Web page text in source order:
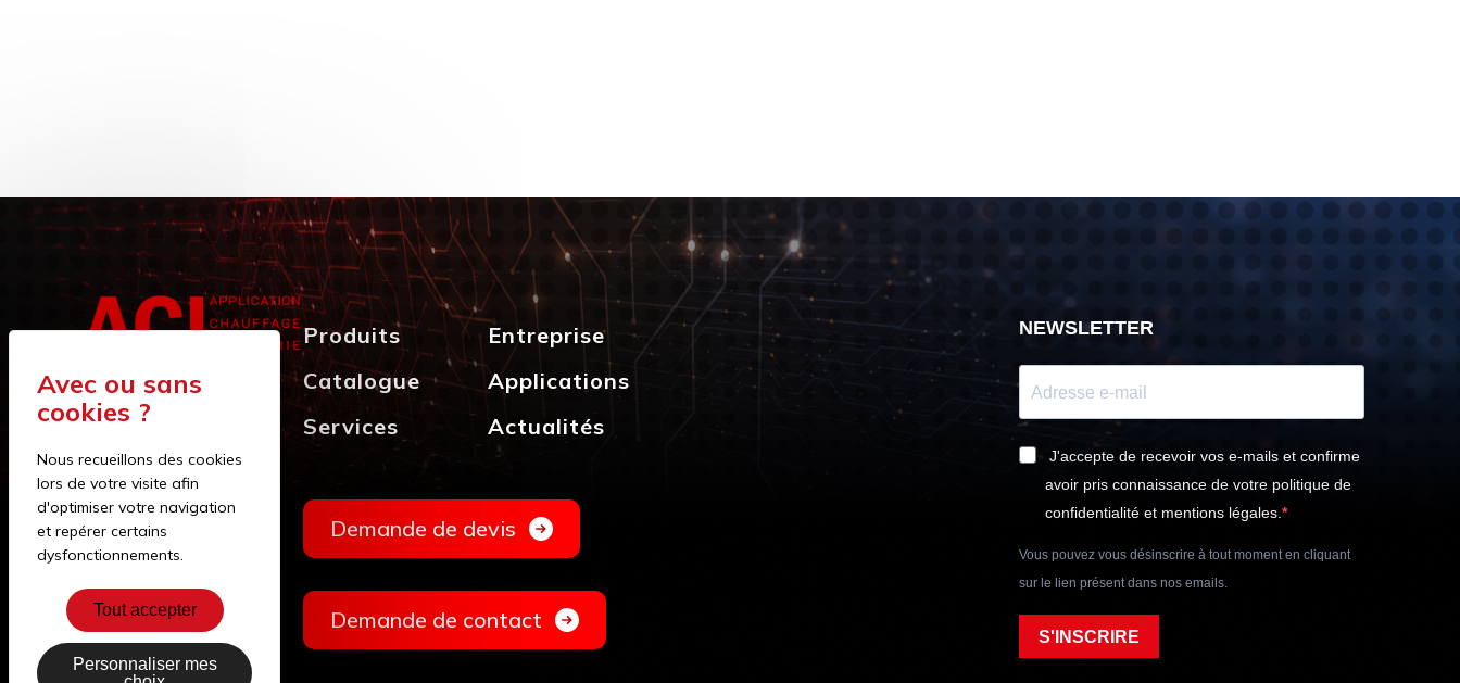
Z.I. Nord Arbent
01100 OYONNAX
Produits
Entreprise
Catalogue
Applications
Services
Actualités
Demande de devis
Demande de contact
NEWSLETTER
J'accepte de recevoir vos e-mails et confirme
avoir pris connaissance de votre politique de
confidentialité et mentions légales.
Vous pouvez vous désinscrire à tout moment en cliquant
sur le lien présent dans nos emails.
S'INSCRIRE
Nous recueillons des cookies
lors de votre visite afin
d'optimiser votre navigation
et repérer certains
dysfonctionnements.
Tout accepter
Personnaliser mes